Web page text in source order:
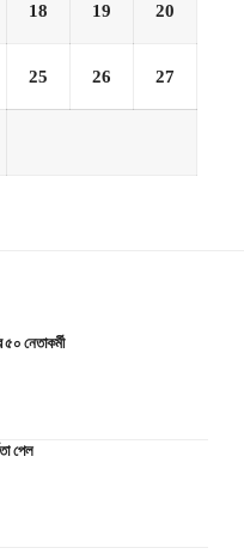
18 19 20
25 26 27
৫০ নেতাকর্মী
পেল